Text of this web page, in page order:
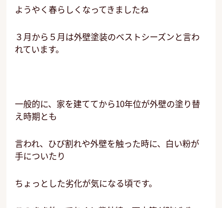
ようやく春らしくなってきましたね
３月から５月は外壁塗装のベストシーズンと言わ
れています。
一般的に、 家を建ててから10年位が外壁の塗り替
え時期とも
言われ、ひび割れや外壁を触った時に、白い粉が
手についたり
ちょっとした劣化が気になる頃です。